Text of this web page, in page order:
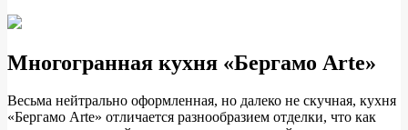
Многогранная кухня «Бергамо Arte»
Весьма нейтрально оформленная, но далеко не скучная, кухня
«Бергамо Arte» отличается разнообразием отделки, что как